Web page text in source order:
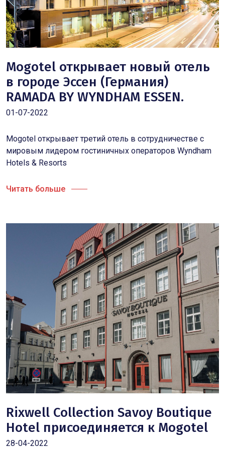
Mogotel открывает новый отель
в городе Эссен (Германия)
RAMADA BY WYNDHAM ESSEN.
01-07-2022
Mogotel открывает третий отель в сотрудничестве с
мировым лидером гостиничных операторов Wyndham
Hotels & Resorts
Читать больше
Rixwell Collection Savoy Boutique
Hotel присоединяется к Mogotel
28-04-2022